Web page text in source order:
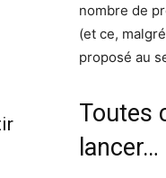
nombre de
(et ce,
proposé au
Toutes
lancer…